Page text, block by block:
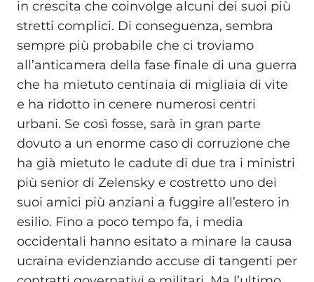
in crescita che coinvolge alcuni dei suoi più
stretti complici. Di conseguenza, sembra
sempre più probabile che ci troviamo
all’anticamera della fase finale di una guerra
che ha mietuto centinaia di migliaia di vite
e ha ridotto in cenere numerosi centri
urbani. Se così fosse, sarà in gran parte
dovuto a un enorme caso di corruzione che
ha già mietuto le cadute di due tra i ministri
più senior di Zelensky e costretto uno dei
suoi amici più anziani a fuggire all’estero in
esilio. Fino a poco tempo fa, i media
occidentali hanno esitato a minare la causa
ucraina evidenziando accuse di tangenti per